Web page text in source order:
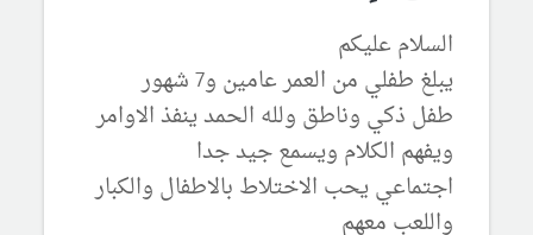
السلام عليكم
يبلغ طفلي من العمر عامين و7 شهور
طفل ذكي وناطق ولله الحمد ينفذ الاوامر
ويفهم الكلام ويسمع جيد جدا
اجتماعي يحب الاختلاط بالاطفال والكبار
واللعب معهم